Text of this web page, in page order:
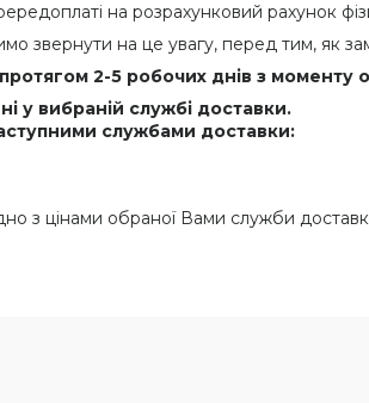
на розрахунковий рахунок
звернути на це увагу, перед тим, як
2-5 робочих днів з моменту
у вибраній службі доставки.
службами доставки:
з цінами обраної Вами служби